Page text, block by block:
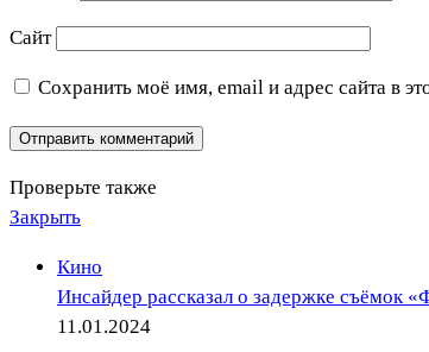
Сайт
Сохранить моё имя, email и адрес сайта в
Проверьте также
Закрыть
Кино
Инсайдер рассказал о задержке съёмок
11.01.2024